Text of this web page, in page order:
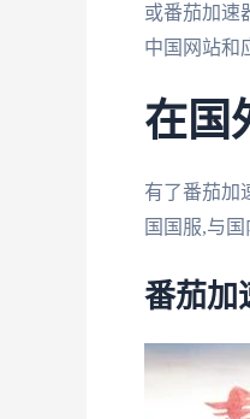
或番茄加速
中国网站和
在国
有了番茄加
国国服,与
番茄加